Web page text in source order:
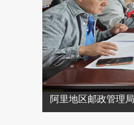
阿里地区邮政管理